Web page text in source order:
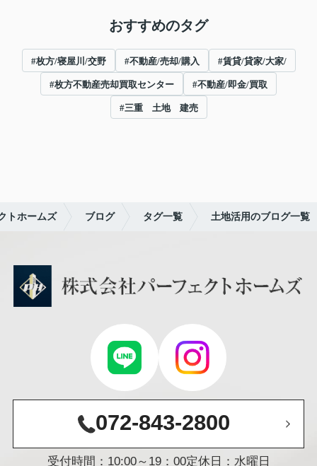
おすすめのタグ
#枚方/寝屋川/交野 #不動産/売却/購入 #賃貸/貸家/大家/
#枚方不動産売却買取センター #不動産/即金/買取
#三重 土地 建売
トホームズ ブログ タグ一覧 土地活用のブログ一覧
072-843-2800
受付時間：10:00～19：00定休日：水曜日